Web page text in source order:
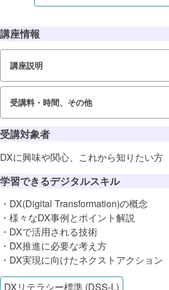
講座情報
講座説明
受講料・時間、その他
受講対象者
DXに興味や関心、これから知りたい方
学習できるデジタルスキル
・DX(Digital Transformation)の概念
・様々なDX事例とポイント解説
・DXで活用される技術
・DX推進に必要な考え方
・DX実現に向けたネクストアクション
DXリテラシー標準 (DSS-L)